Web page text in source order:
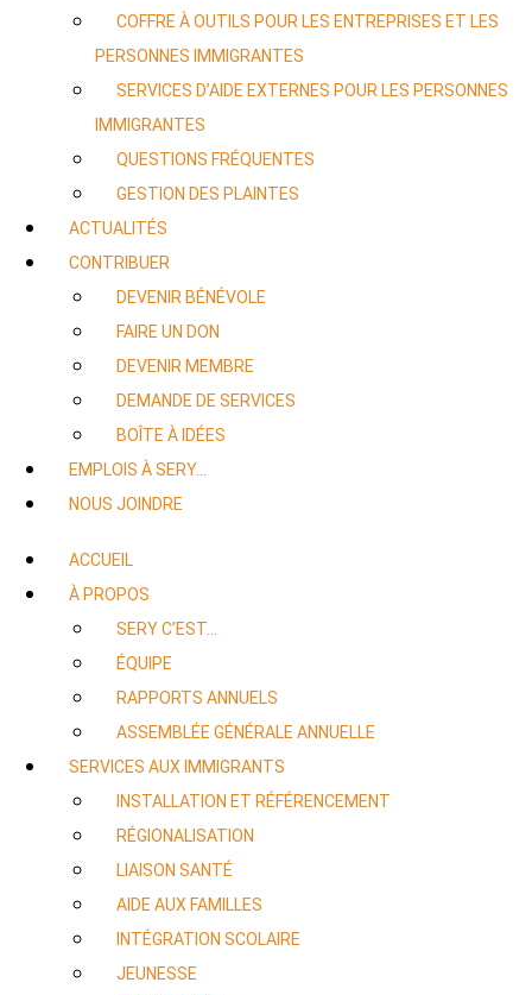
COFFRE À OUTILS POUR LES ENTREPRISES ET LES
PERSONNES IMMIGRANTES
SERVICES D’AIDE EXTERNES POUR LES PERSONNES
IMMIGRANTES
QUESTIONS FRÉQUENTES
GESTION DES PLAINTES
ACTUALITÉS
CONTRIBUER
DEVENIR BÉNÉVOLE
FAIRE UN DON
DEVENIR MEMBRE
DEMANDE DE SERVICES
BOÎTE À IDÉES
EMPLOIS À SERY…
NOUS JOINDRE
ACCUEIL
À PROPOS
SERY C’EST…
ÉQUIPE
RAPPORTS ANNUELS
ASSEMBLÉE GÉNÉRALE ANNUELLE
SERVICES AUX IMMIGRANTS
INSTALLATION ET RÉFÉRENCEMENT
RÉGIONALISATION
LIAISON SANTÉ
AIDE AUX FAMILLES
INTÉGRATION SCOLAIRE
JEUNESSE